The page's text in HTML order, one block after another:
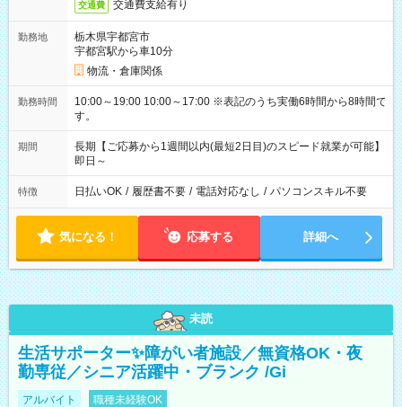
交通費 交通費支給有り
勤務地
栃木県宇都宮市
宇都宮駅から車10分
物流・倉庫関係
勤務時間
10:00～19:00 10:00～17:00 ※表記のうち実働6時間から8時間で
す。
期間
長期【ご応募から1週間以内(最短2日目)のスピード就業が可能】
即日～
特徴 日払いOK / 履歴書不要 / 電話対応なし / パソコンスキル不要
気になる！ 応募する 詳細へ
未読
生活サポーター✨障がい者施設／無資格OK・夜
勤専従／シニア活躍中・ブランク /Gi
アルバイト 職種未経験OK